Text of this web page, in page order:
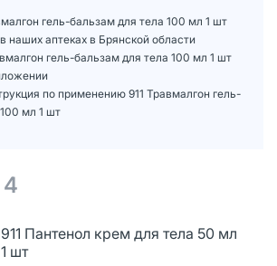
гель-бальзам для тела 100 мл 1 шт
наших аптеках в Брянской области
гель-бальзам для тела 100 мл 1 шт
по применению 911 Травмалгон гель-
мл 1 шт
4
911 Пантенол крем для тела 50 мл
1 шт